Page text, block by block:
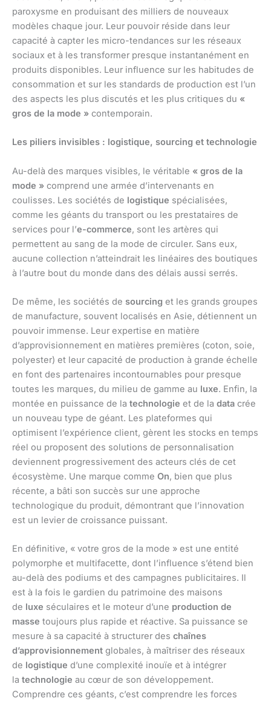
paroxysme en produisant des milliers de nouveaux
modèles chaque jour. Leur pouvoir réside dans leur
capacité à capter les micro-tendances sur les réseaux
sociaux et à les transformer presque instantanément en
produits disponibles. Leur influence sur les habitudes de
consommation et sur les standards de production est l’un
des aspects les plus discutés et les plus critiques du «
gros de la mode » contemporain.
Les piliers invisibles : logistique, sourcing et technologie
Au-delà des marques visibles, le véritable « gros de la
mode » comprend une armée d’intervenants en
coulisses. Les sociétés de logistique spécialisées,
comme les géants du transport ou les prestataires de
services pour l’e-commerce, sont les artères qui
permettent au sang de la mode de circuler. Sans eux,
aucune collection n’atteindrait les linéaires des boutiques
à l’autre bout du monde dans des délais aussi serrés.
De même, les sociétés de sourcing et les grands groupes
de manufacture, souvent localisés en Asie, détiennent un
pouvoir immense. Leur expertise en matière
d’approvisionnement en matières premières (coton, soie,
polyester) et leur capacité de production à grande échelle
en font des partenaires incontournables pour presque
toutes les marques, du milieu de gamme au luxe. Enfin, la
montée en puissance de la technologie et de la data crée
un nouveau type de géant. Les plateformes qui
optimisent l’expérience client, gèrent les stocks en temps
réel ou proposent des solutions de personnalisation
deviennent progressivement des acteurs clés de cet
écosystème. Une marque comme On, bien que plus
récente, a bâti son succès sur une approche
technologique du produit, démontrant que l’innovation
est un levier de croissance puissant.
En définitive, « votre gros de la mode » est une entité
polymorphe et multifacette, dont l’influence s’étend bien
au-delà des podiums et des campagnes publicitaires. Il
est à la fois le gardien du patrimoine des maisons
de luxe séculaires et le moteur d’une production de
masse toujours plus rapide et réactive. Sa puissance se
mesure à sa capacité à structurer des chaînes
d’approvisionnement globales, à maîtriser des réseaux
de logistique d’une complexité inouïe et à intégrer
la technologie au cœur de son développement.
Comprendre ces géants, c’est comprendre les forces